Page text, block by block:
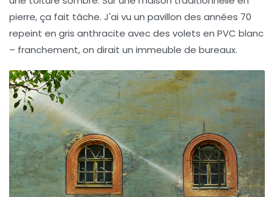
pierre, ça fait tâche. J'ai vu un pavillon des années 70
repeint en gris anthracite avec des volets en PVC blanc
– franchement, on dirait un immeuble de bureaux.